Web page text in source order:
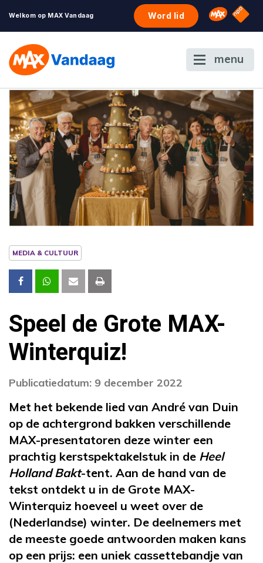
Welkom op MAX Vandaag Word lid Omroep
NPO
menu
MEDIA & CULTUUR
Speel de Grote MAX-
Winterquiz!
Publicatiedatum: 9 december 2022
Met het bekende lied van André van Duin
op de achtergrond bakken verschillende
MAX-presentatoren deze winter een
prachtig kerstspektakelstuk in de Heel
Holland Bakt-tent. Aan de hand van de
tekst ontdekt u in de Grote MAX-
Winterquiz hoeveel u weet over de
(Nederlandse) winter. De deelnemers met
de meeste goede antwoorden maken kans
op een prijs: een uniek cassettebandje van